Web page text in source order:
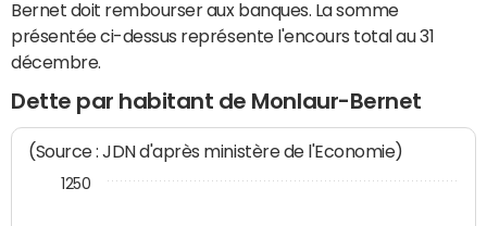
Bernet doit rembourser aux banques. La somme
présentée ci-dessus représente l'encours total au 31
décembre.
Dette par habitant de Monlaur-Bernet
(Source : JDN d'après ministère de l'Economie)
1250